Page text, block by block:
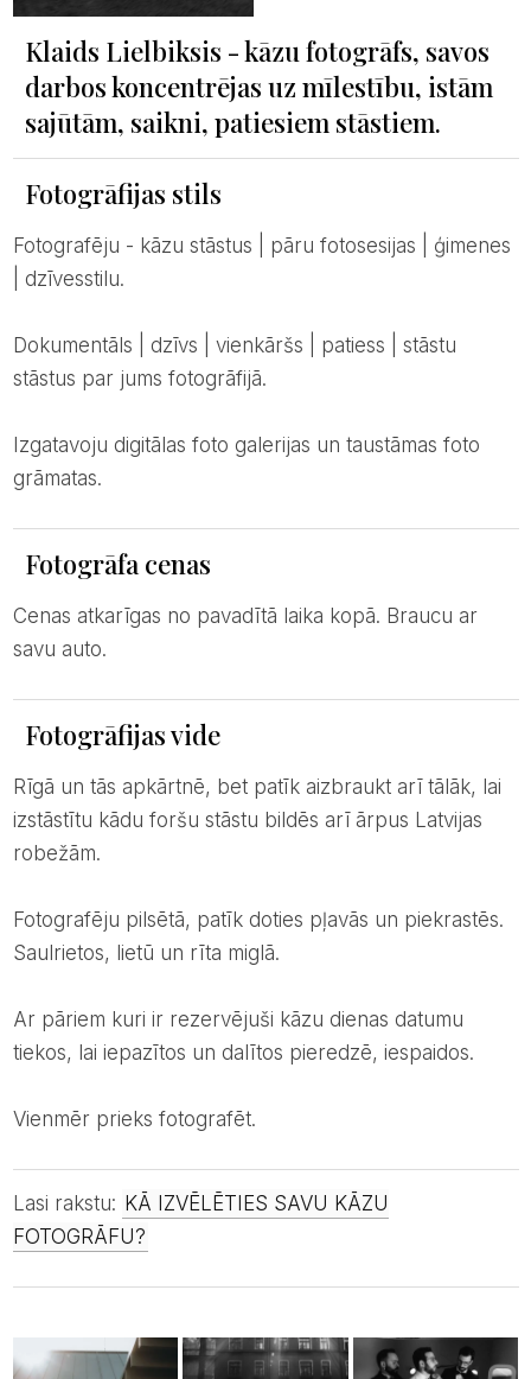
Klaids Lielbiksis - kāzu fotogrāfs, savos
darbos koncentrējas uz mīlestību, istām
sajūtām, saikni, patiesiem stāstiem.
Fotogrāfijas stils
Fotografēju - kāzu stāstus | pāru fotosesijas | ģimenes
| dzīvesstilu.
Dokumentāls | dzīvs | vienkāršs | patiess | stāstu
stāstus par jums fotogrāfijā.
grāmatas.
Fotogrāfa cenas
Cenas atkarīgas no pavadītā laika kopā. Braucu ar
savu auto.
Fotogrāfijas vide
Rīgā un tās apkārtnē, bet patīk aizbraukt arī tālāk, lai
izstāstītu kādu foršu stāstu bildēs arī ārpus Latvijas
robežām.
Fotografēju pilsētā, patīk doties pļavās un piekrastēs.
Saulrietos, lietū un rīta miglā.
Ar pāriem kuri ir rezervējuši kāzu dienas datumu
tiekos, lai iepazītos un dalītos pieredzē, iespaidos.
Vienmēr prieks fotografēt.
Lasi rakstu: KĀ IZVĒLĒTIES SAVU KĀZU
FOTOGRĀFU?